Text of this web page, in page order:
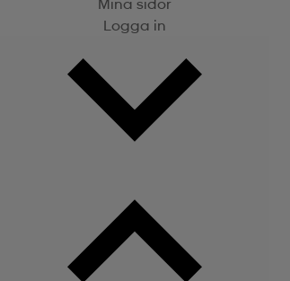
Mina sidor
Logga in